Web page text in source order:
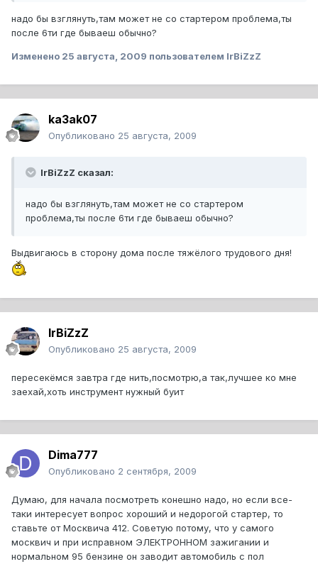
надо бы взглянуть,там может не со стартером проблема,ты
после 6ти где бываеш обычно?
Изменено 25 августа, 2009 пользователем IrBiZzZ
ka3ak07
Опубликовано 25 августа, 2009
IrBiZzZ сказал:
надо бы взглянуть,там может не со стартером
проблема,ты после 6ти где бываеш обычно?
Выдвигаюсь в сторону дома после тяжёлого трудового дня!
IrBiZzZ
Опубликовано 25 августа, 2009
пересекёмся завтра где нить,посмотрю,а так,лучшее ко мне
заехай,хоть инструмент нужный буит
Dima777
Опубликовано 2 сентября, 2009
Думаю, для начала посмотреть конешно надо, но если все-
таки интересует вопрос хороший и недорогой стартер, то
ставьте от Москвича 412. Советую потому, что у самого
москвич и при исправном ЭЛЕКТРОННОМ зажигании и
нормальном 95 бензине он заводит автомобиль с пол